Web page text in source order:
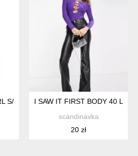
S/M
I SAW IT FIRST BODY 40 L
scandinavka
20 zł